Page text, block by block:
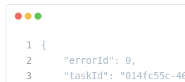
{
    "errorId": 0,
"taskId": "014fc55c-